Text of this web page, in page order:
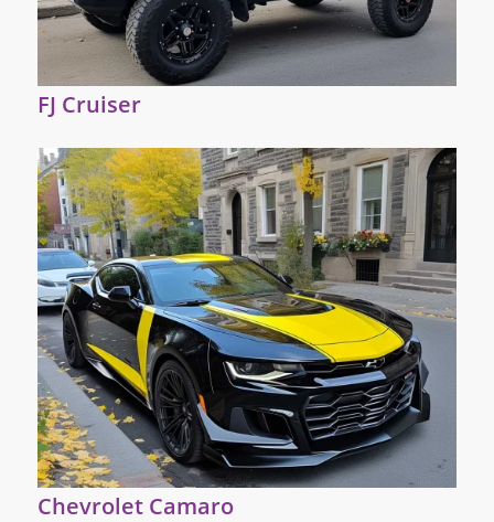
FJ Cruiser
Chevrolet Camaro